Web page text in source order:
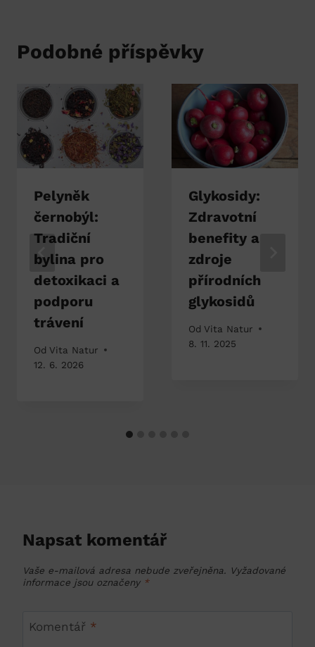
Podobné příspěvky
Pelyněk
černobýl:
Tradiční
bylina pro
detoxikaci a
podporu
trávení
Od Vita Natur
12. 6. 2026
Glykosidy:
Zdravotní
benefity a
zdroje
přírodních
glykosidů
Od Vita Natur
8. 11. 2025
Napsat komentář
Vaše e-mailová adresa nebude zveřejněna. Vyžadované
informace jsou označeny *
Komentář *